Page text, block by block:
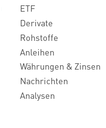
ETF
Derivate
Rohstoffe
Anleihen
Währungen & Zinsen
Nachrichten
Analysen